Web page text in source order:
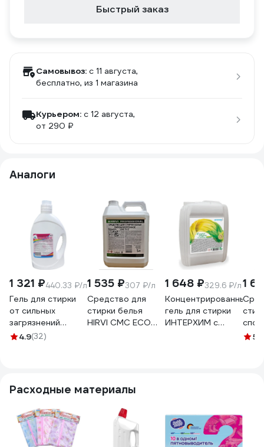
Быстрый заказ
Самовывоз: c 11 августа,
бесплатно, из 1 магазина
Курьером: c 12 августа,
от 290 ₽
Аналоги
1 321 ₽440.33 ₽/л
Гель для стирки
от сильных
загрязнений
Неолайт С арт. 9,
4.9(32)
1 535 ₽307 ₽/л
Средство для
стирки белья
HIRVI СМС ЕСО
1 648 ₽329.6 ₽/л
Концентрированный
гель для стирки
ИНТЕРХИМ с
1
5
Расходные материалы